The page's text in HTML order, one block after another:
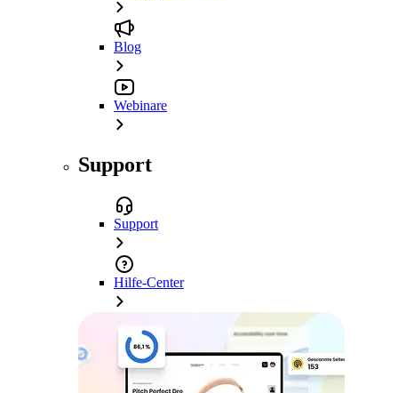
Blog
Webinare
Support
Support
Hilfe-Center